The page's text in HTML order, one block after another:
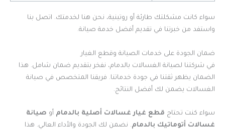
سواء كانت مشكلتك طارئة أو روتينية، نحن هنا لخدمتك. اتصل بنا
واستفد من خبرتنا في تقديم أفضل خدمة صيانة.
ضمان الجودة على خدمات الصيانة وقطع الغيار
في شركتنا لصيانة الغسالات بالدمام، نفخر بتقديم ضمان شامل. هذا
الضمان يظهر ثقتنا في جودة خدماتنا. فريقنا المتخصص في صيانة
الغسالات يضمن لك أفضل النتائج.
سواء كنت تحتاج قطع غيار غسالات أصلية بالدمام أو صيانة
غسالات أتوماتيك بالدمام. نضمن لك الجودة والأداء العالي. هذا